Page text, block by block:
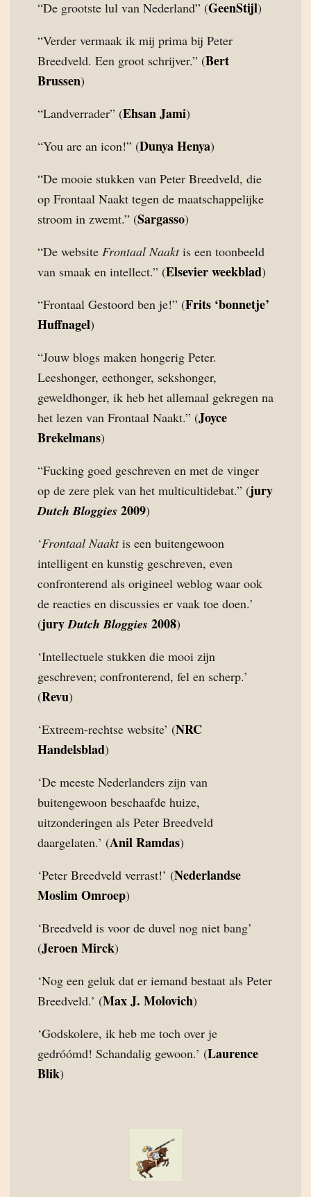
“De grootste lul van Nederland” (GeenStijl)
“Verder vermaak ik mij prima bij Peter
Breedveld. Een groot schrijver.” (Bert
Brussen)
“Landverrader” (Ehsan Jami)
“You are an icon!” (Dunya Henya)
“De mooie stukken van Peter Breedveld, die
op Frontaal Naakt tegen de maatschappelijke
stroom in zwemt.” (Sargasso)
“De website Frontaal Naaktis een toonbeeld
van smaak en intellect.” (Elsevier weekblad)
“Frontaal Gestoord ben je!” (Frits ‘bonnetje’
Huffnagel)
“Jouw blogs maken hongerig Peter.
Leeshonger, eethonger, sekshonger,
geweldhonger, ik heb het allemaal gekregen na
het lezen van Frontaal Naakt.” (Joyce
Brekelmans)
“Fucking goed geschreven en met de vinger
op de zere plek van het multicultidebat.” (jury
Dutch Bloggies 2009)
‘Frontaal Naaktis een buitengewoon
intelligent en kunstig geschreven, even
confronterend als origineel weblog waar ook
de reacties en discussies er vaak toe doen.’
(juryDutch Bloggies 2008)
‘Intellectuele stukken die mooi zijn
geschreven; confronterend, fel en scherp.’
(Revu)
‘Extreem-rechtse website’ (NRC
Handelsblad)
‘De meeste Nederlanders zijn van
buitengewoon beschaafde huize,
uitzonderingen als Peter Breedveld
daargelaten.’ (Anil Ramdas)
‘Peter Breedveld verrast!’ (Nederlandse
Moslim Omroep)
‘Breedveld is voor de duvel nog niet bang’
(Jeroen Mirck)
‘Nog een geluk dat er iemand bestaat als Peter
Breedveld.’ (Max J. Molovich)
‘Godskolere, ik heb me toch over je
gedróómd! Schandalig gewoon.’ (Laurence
Blik)